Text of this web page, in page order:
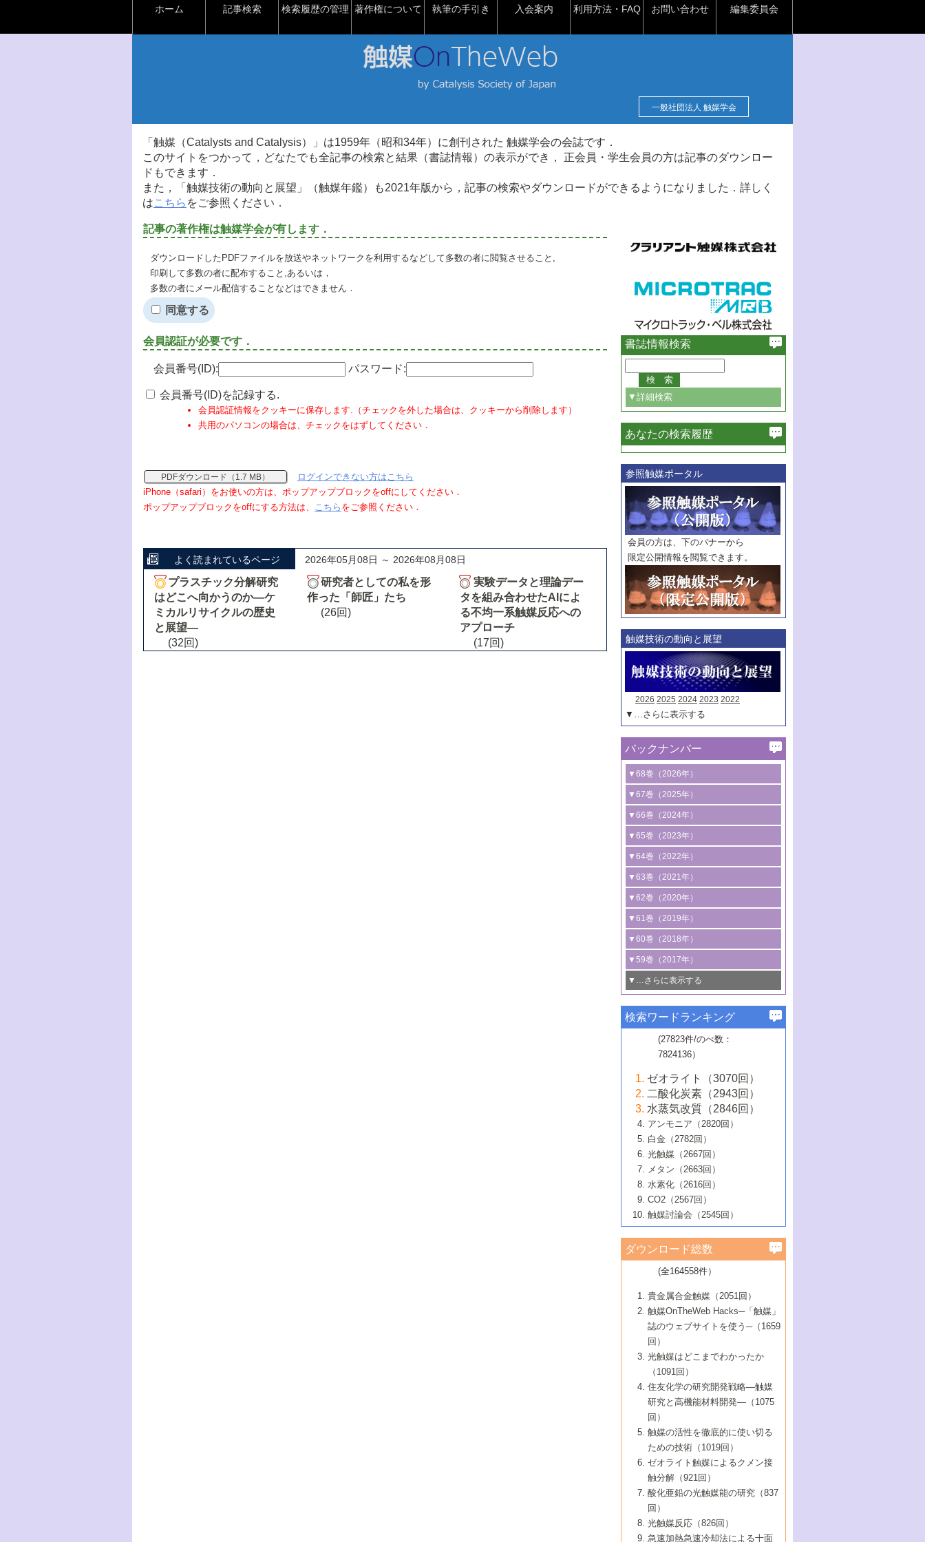
ホーム 記事検索 検索履歴の管理 著作権について 執筆の手引き 入会案内 利用方法・FAQ お問い合わせ 編集委員会
一般社団法人 触媒学会
「触媒（Catalysts and Catalysis）」は1959年（昭和34年）に創刊された 触媒学会の会誌です．
このサイトをつかって，どなたでも全記事の検索と結果（書誌情報）の表示ができ， 正会員・学生会員の方は記事のダウンロー
ドもできます．
また，「触媒技術の動向と展望」（触媒年鑑）も2021年版から，記事の検索やダウンロードができるようになりました．詳しく
はこちら をご参照ください．
記事の著作権は触媒学会が有します．
ダウンロードしたPDFファイルを放送やネットワークを利用するなどして多数の者に閲覧させること,
印刷して多数の者に配布すること,あるいは，
多数の者にメール配信することなどはできません．
同意する
会員認証が必要です．
会員番号(ID): パスワード:
会員番号(ID)を記録する.
会員認証情報をクッキーに保存します.（チェックを外した場合は、クッキーから削除します）
共用のパソコンの場合は、チェックをはずしてください．
PDFダウンロード（1.7 MB）
ログインできない方はこちら
iPhone（safari）をお使いの方は、ポップアップブロックをoffにしてください．
ポップアップブロックをoffにする方法は、 こちら をご参照ください．
よく読まれているページ 2026年05月08日 ～ 2026年08月08日
プラスチック分解研究
はどこへ向かうのか―ケ
ミカルリサイクルの歴史
と展望―
(32回)
研究者としての私を形
作った「師匠」たち
(26回)
実験データと理論デー
タを組み合わせたAIによ
る不均一系触媒反応への
アプローチ
(17回)
書誌情報検索
▼詳細検索
必ず含む
巻・号指定
巻
号
範囲指定
巻
号～
巻
号
触媒年鑑
年度
記事種別
マーク：
マークあり
あなたの検索履歴
参照触媒ポータル
会員の方は、下のバナーから
限定公開情報を閲覧できます。
触媒技術の動向と展望
2026 2025 2024 2023 2022
▼…さらに表示する
バックナンバー
▼68巻（2026年）
1号 過酸化水素合成に関する研究動向
2号 コンピューター技術により加速する
触媒開発
3号 有機分子変換やCO 資源化のための
光触媒に関する最近の研究
B号 第137回触媒討論会（2026年）
▼67巻（2025年）
1号 CO
水素化によるグリーン燃料/グリ
ーンケミカル製造
2号 水素製造のための水分解技術に関す
る最近の研究
3号 オレフィン系樹脂の精密合成に関す
る最新技術
4号 アルコール類の効率的変換を実現す
る非貴金属触媒の研究動向
5号 ゼオライトの合成と応用における研
究動向
6号 ヘテロ接合界面
B号 第135回触媒討論会（2025年）
▼66巻（2024年）
1号 低次元ナノ構造を有する触媒材料
2号 規制反応場を活用した固体触媒研究
の新展開
3号 未踏分子変換を目指した酸化触媒プ
ロセスの最前線
4号 シンクロトロン放射光および中性子
線を利用した触媒解析技術の最先端
5号 単原子触媒
6号 参照触媒委員会からのお知らせ
B号 第133回触媒討論会（2023年）
▼65巻（2023年）
1号 炭素が関わる触媒機能
2号 プラスチックケミカルリサイクルの
ための触媒技術
3号 非酸化物系金属化合物を基盤とした
触媒材料の開発
4号 格子酸素・格子酸素欠陥を利用した
触媒反応
5号 生体触媒によるエネルギー変換反応
6号 窒素とリンの循環のための触媒・機
能性材料
▼64巻（2022年）
1号 合成ガス製造とCOを用いるケミカル
ズ合成の最新動向
2号 化学品合成のための合金触媒開発
3号 CO の排出削減および有効活用のた
めの触媒技術
4号 若手による情報発信企画～とびたて
若き触媒の研究者たち～（1）
若き触媒の研究者たち～（2）
6号 石油のノーブル・ユースを志向した
触媒技術
大学：オンライン・対面開催）
▼63巻（2021年）
1号 金触媒の新展開
2号 ペロブスカイト
3号 特殊反応場を利用した触媒的分子変
換反応
4号 多孔質材料を用いた触媒の新展開
5号 情報学的手法を用いた触媒開発
6号 カーボンニュートラルに向けた電解
技術
B号 第127回触媒討論会（2021年・オン
ライン開催(Zoom)のみ）
▼62巻（2020年）
1号 触媒設計を拓く欠陥構造のキャラク
タリゼーション
2号 機能化学品製造に資するクリーンな
触媒的酸化反応
3号 水処理のための触媒化学
4号 光触媒を用いた水分解の最新の研究
動向
5号 次世代の触媒プロセスを支えるマイ
6号 メタン転換技術の最新動向
B号 第125回触媒討論会（2020年・工学
院大学）
▼61巻（2019年）
1号 物質移動制御に着目した触媒プロセ
ス開発
2号 CO2 フリー水素サプライチェーンに
関わる触媒開発動向
3号 精密高分子合成に関する最近の研究
動向
4号 バイオマス化成品製造のための触媒
5号 固体触媒による含窒素有機化合物変
換の最前線
6号 貴金属使用量低減に向けた自動車排
ガス浄化触媒の開発
B号 第123回触媒討論会（2019年・大阪
▼60巻（2018年）
1号 固体酸触媒の最新の研究動向
2号 二酸化炭素からの有用化学品合成
3号 ナノ粒子・クラスター触媒の最前線
4号 60周年記念企画
5号 進化するゼオライト合成技術
6号 非貴金属系触媒における電気化学的
B号 第121回触媒討論会（2018年・東京
大学）
▼59巻（2017年）
1号 いたるところに，触媒
最先端技術
3号 無機分離膜材料の開発と触媒反応プ
ロセスへの適用
5号 水素のふるまいを解き明かす最先端
研究
6号 低級アルカンの有効利用のための触
媒技術
B号 第119回触媒討論会（2017年・首都
大学東京）
▼…さらに表示する
1号 ユニークな構造の高分子を生み出す触
2号 リグニンからの化成品製造に向けた触
媒技術
3号 触媒研究の最先端～とびたて若き研究
者たち～（1）
4号 触媒研究の最先端～とびたて若き研究
者たち～（2）
5号 触媒研究の最先端～とびたて若き研究
者たち～（3）
6号 イオニクス材料と燃料電池・電解合成
の最新の研究動向
B号 第117回触媒討論会（2016年・大阪府
立大学）
▼57巻（2015年）
1号 水素キャリアにかかわる触媒技術の新
2号 石油精製用触媒の最近の進展
3号 固体酸化物形燃料電池（SOFC）におけ
るアノード触媒上での燃料直接改質技術
4号 コアシェル構造の制御による触媒機能
5号 工業触媒およびその周辺技術の最近の
進歩
6号 ナノシート
B号 第115回触媒討論会（2015年・成蹊大
▼56巻（2014年）
2号 光触媒反応機構に関する最新の研究動
向
開発動向
4号 人工光合成に向けた近年のアプローチ
5号 未利用熱エネルギーの有効活用に貢献
する触媒技術
6号 ポリオキソメタレート
B号 第113回触媒討論会（2014年・ロワジ
ールホテル豊橋）
1号 高耐久性燃料電池システム用触媒にお
ける新展開
2号 リビングラジカル重合の最近の動向
3号 天然ガスの化学工業的展開に関する触
媒技術
4号 貴金属触媒の精密構造制御とその活用
5号 バイオマス化成品製造のための固体触
6号 ナノ空間─吸着状態解析から新機能開拓
B号 第111回触媒討論会（2013年・関西大
▼54巻（2012年）
1号 規則性多孔体の利用技術における最近
の進歩
2号 第109回触媒討論会
3号 貴金属低減技術の最新動向
4号 貴金属代替技術の最新動向
5号 光触媒による物質変換反応の新展開
6号 グラフェン
7号 水素を利用する化成品合成の新潮流
▼53巻（2011年）
1号 金属学から見る合金触媒の新展開
2号 第107回触媒討論会
3号 触媒のその場観察法の進歩（１）
4号 触媒のその場観察法の進歩（２）
5号 不活性結合の触媒的活性化による有機
合成
6号 新しい固体酸触媒技術
7号 ゼオライト合成における最近の進歩
▼52巻（2010年）
1号 触媒の劣化対策と長寿命触媒開発
2号 第105回触媒討論会
3号 ナノ構造が拓く新機能
4号 活性サイトおよびその環境の精密な設
計による触媒の高機能化
5号 触媒を有効に使うための技術
7号 有機分子触媒による精密有機合成
8号 高機能化ポリオレフィンに向けた重合
触媒の最近の進展
1号 炭素材料－熱い注目を集める材料－
2号 第103回触媒討論会
3号 環境浄化用光触媒の現状と課題
4号 水素社会の実現に向けた水素製造・貯
蔵技術の進歩
5号 CO2が関わる触媒・材料
7号 持続可能社会実現のための触媒および
触媒関連技術
▼50巻（2008年）
1号 触媒化学と学会のこの10年，半世紀，
そして未来
2号 第101回触媒討論会
4号 錯体を利用したユニークな表面構造の
構築と機能
5号 若手会員による触媒研究の未来展望1：
企業編
6号 第102回触媒討論会
7号 触媒・化学反応における計算化学の進
8号 若手研究者による触媒研究の未来展望
2：大学・研究所編
▼49巻（2007年）
1号 含フッ素化合物の合成と触媒
2号 第99回触媒討論会
3号 実用的ファインケミカル合成プロセス
を実現する触媒
5号 こんな物質，あんな物質―新たな触媒
の可能性―
7号 『結晶の化学』を活かした触媒研究
8号 イオン液体の応用
▼48巻（2006年）
1号 固体酸触媒の最近の進歩
2号 第97回触媒討論会
3号 リビング重合触媒の最近の展開
5号 水素製造・貯蔵のための触媒技術の新
しい展開
6号 第98回触媒討論会
7号 基礎化学品製造の触媒技術
8号 多機能型リアクター
1号 最近の触媒担体とその効果
2号 第95回触媒討論会
4号 水分解用光触媒材料
5号 時間分解分光の進歩と応用
6号 第96回触媒討論会
8号 超臨界流体を用いた化学プロセスの新
▼46巻（2004年）
1号 部分酸化反応触媒の最前線
2号 第93回触媒討論会
3号 特殊エネルギー場の触媒反応
4号 生体内における金属の触媒作用
5号 ファインケミカルズの展開に寄与する
6号 第94回触媒討論会
7号 サブナノレベルでみた新しい表面現象
8号 オレフィン重合触媒の新たな展
▼45巻（2003年）
1号 なぜこの触媒が良いのか？
2号 第91回触媒討論会
3号 最近の自動車排ガス処理技術
4号 触媒研究の現状と将来─第90回触媒討論
5号 基礎化学品製造の触媒技術
6号 第92回触媒討論会
7号 基礎化学品製造の触媒技術
8号 資源の循環と触媒技術
▼44巻（2002年）
1号 高次制御された触媒の化学
2号 第89回触媒討論会
3号 触媒を利用した電気化学の新展開
4号 ナノ材料の調製と機能化
5号 こんな触媒が欲しい
6号 第90回触媒討論会
7号 触媒研究と学術雑誌/情報
8号 若い世代からみた触媒化学の現状と未
▼43巻（2001年）
1号 グリーンケミストリーと触媒
2号 第87回触媒討論会特集号
3号 生体触媒とバイオプロセス
4号 水素製造・利用の触媒化学
5号 触媒研究における新しい切り口：コン
ビナトリアルケミストリー
6号 第88回触媒討論会特集号
7号 企業における触媒研究のブレークスル
8号 この材料を触媒として使ってみません
▼42巻（2000年）
1号 触媒反応工学の明日を拓く
2号 第85回触媒討論会
3号 反応ダイナミクス
5号 触媒のおもしろさをどのように伝える
6号 第86回触媒討論会
7号 水素化精製触媒の新しい展開
8号 新しい反応性と機能性を目指した金属
クラスタ-化学
▼41巻（1999年）
1号 孔、穴、あな?-特異な空間とその利用-
2号 第83回触媒討論会
3号 均一系触媒反応最前線
4号 実用炭素材料の新展開
5号 研究の方法論を考える
7号 機能性金属材料と触媒
8号 触媒研究へのNMRの応用と展望
▼40巻（1998年）
進展と21世紀への提言/創立40周年記念・触
媒学会この10年の歩みとこれから/創立40周
2号 第81回触媒討論会
3号 計算機触媒化学へのさそい
4号 触媒劣化の制御と予測
5号 最新の実用プロセスと触媒
6号 第82回触媒討論会
1号 均一系と不均一系触媒反応-その特徴と
接点
2号 第79回触媒討論会
3号 最新NO除去触媒の実用化研究
4号 新しい反応場を目指した触媒調製
5号 反応・分離技術の新しい展開
6号 第80回触媒討論会
▼38巻（1996年）
1号 触媒の構造と触媒作用/C1化学を中心と
する21世紀への触媒
3号 オリンピックメダル:金・銀・銅はどん
な触媒作用を示すか
4号 触媒作用における機能の複合化
▼37巻（1995年）
1号 ファインケミカルズと固体触媒
2号 第75回触媒討論会
3号 希土類を利用した触媒
4号 触媒とリサイクル
5号 エネルギー変換触媒
▼36巻（1994年）
1号 電気化学と触媒
2号 第73回触媒討論会
3号 C4化学の展開
4号 《通常号》
▼35巻（1993年）
1号 工業触媒開発マニュアル―探索から工
業化まで
2号 第71回触媒討論会
▼34巻（1992年）
1号 インパクトを与えたこの研究
2号 第69回触媒討論会
▼33巻（1991年）
1号 触媒プロセス開発マニュアル―探索か
▼32巻（1990年）
検索ワードランキング
(27823件/のべ数：
7824136）
ゼオライト（3070回）
二酸化炭素（2943回）
水蒸気改質（2846回）
アンモニア（2820回）
白金（2782回）
光触媒（2667回）
メタン（2663回）
水素化（2616回）
CO2（2567回）
触媒討論会（2545回）
ダウンロード総数
(全164558件）
貴金属合金触媒（2051回）
触媒OnTheWeb Hacks─「触媒」
誌のウェブサイトを使う─（1659
回）
光触媒はどこまでわかったか
（1091回）
住友化学の研究開発戦略―触媒
研究と高機能材料開発―（1075
回）
触媒の活性を徹底的に使い切る
ための技術（1019回）
ゼオライト触媒によるクメン接
触分解（921回）
酸化亜鉛の光触媒能の研究（837
回）
光触媒反応（826回）
急速加熱急速冷却法による十面